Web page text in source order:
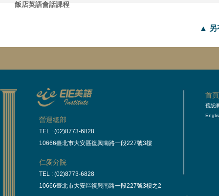
飯店英語會話課程
▲ 另
營運總部
TEL : (02)8773-6828
10666臺北市大安區復興南路一段227號3樓
仁愛分院
TEL : (02)8773-6828
10666臺北市大安區復興南路一段227號3樓之2
首頁
舊版